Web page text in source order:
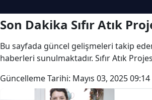
Son Dakika Sıfır Atık
Bu sayfada güncel gelişmeleri takip
haberleri sunulmaktadır. Sıfır Atık
Güncelleme Tarihi: Mayıs 03, 2025 09:14